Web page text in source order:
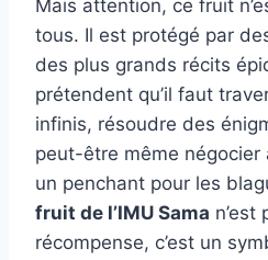
Mais attention, ce fruit
tous. Il est protégé par
des plus grands récits
prétendent qu’il faut
infinis, résoudre des
peut-être même négocier
un penchant pour les
fruit de l’IMU Sama n’est
récompense, c’est un